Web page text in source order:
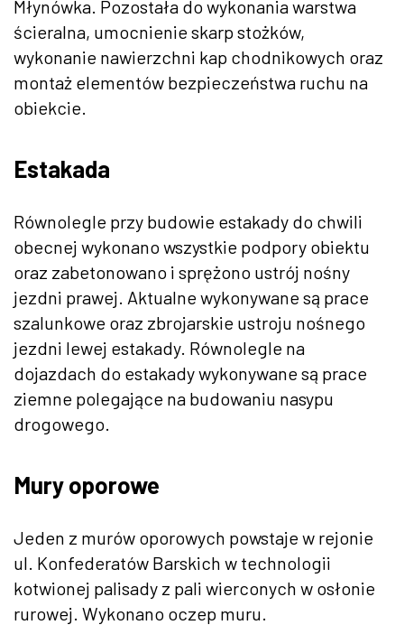
Młynówka. Pozostała do wykonania warstwa
ścieralna, umocnienie skarp stożków,
wykonanie nawierzchni kap chodnikowych oraz
montaż elementów bezpieczeństwa ruchu na
obiekcie.
Estakada
Równolegle przy budowie estakady do chwili
obecnej wykonano wszystkie podpory obiektu
oraz zabetonowano i sprężono ustrój nośny
jezdni prawej. Aktualne wykonywane są prace
szalunkowe oraz zbrojarskie ustroju nośnego
jezdni lewej estakady. Równolegle na
dojazdach do estakady wykonywane są prace
ziemne polegające na budowaniu nasypu
drogowego.
Mury oporowe
Jeden z murów oporowych powstaje w rejonie
ul. Konfederatów Barskich w technologii
kotwionej palisady z pali wierconych w osłonie
rurowej. Wykonano oczep muru.